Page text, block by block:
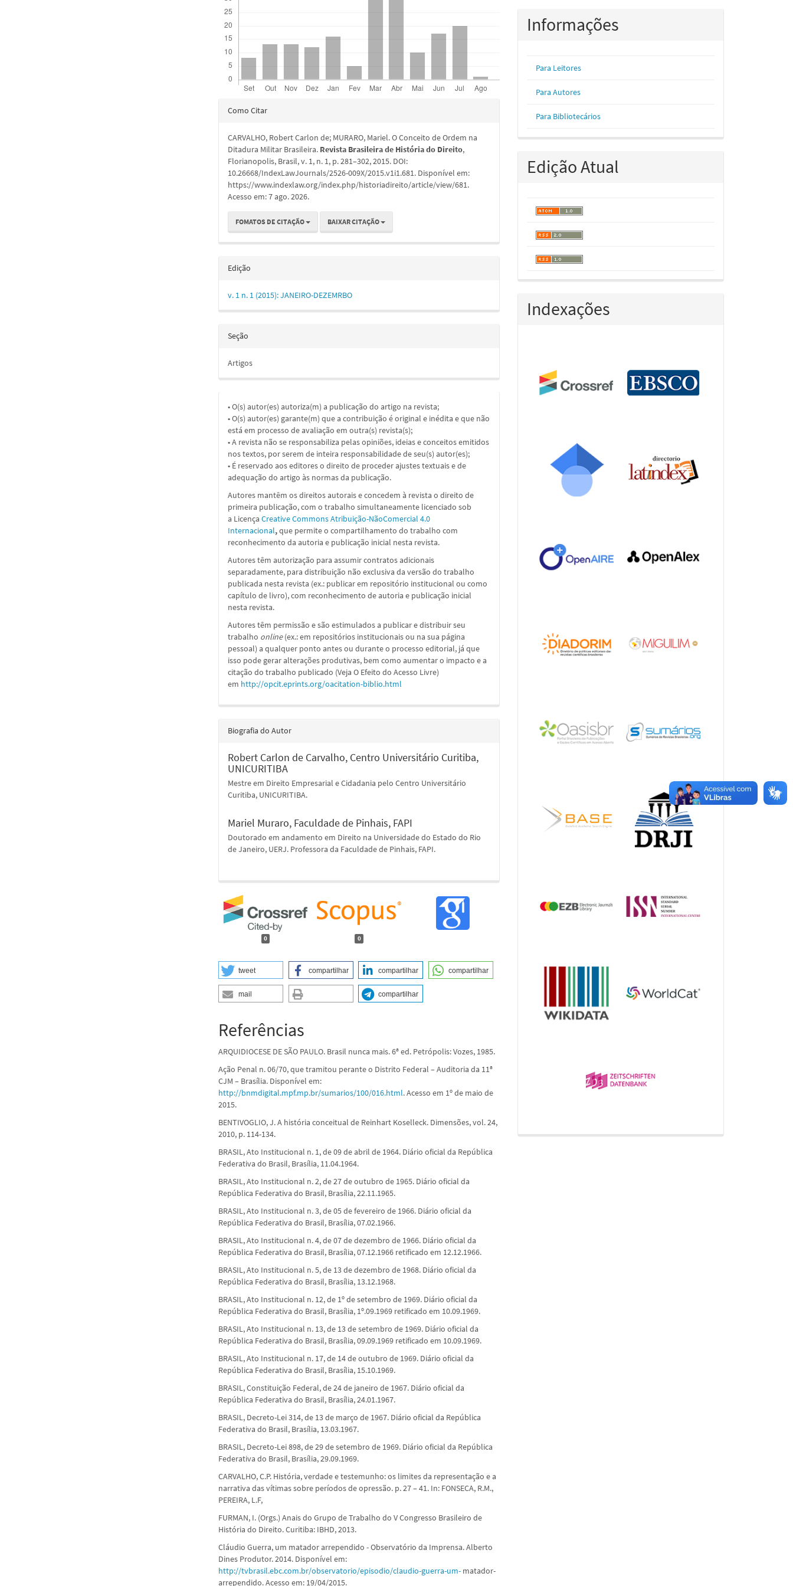
Detalhes
artigo
Como Citar
CARVALHO, Robert Carlon de; MURARO, Mariel. O Conceito de Ordem na
Ditadura Militar Brasileira. Revista Brasileira de História do Direito,
Florianopolis, Brasil, v. 1, n. 1, p. 281–302, 2015. DOI:
10.26668/IndexLawJournals/2526-009X/2015.v1i1.681. Disponível em:
https://www.indexlaw.org/index.php/historiadireito/article/view/681.
Acesso em: 7 ago. 2026.
FOMATOS DE CITAÇÃO BAIXAR CITAÇÃO
Edição
v. 1 n. 1 (2015): JANEIRO-DEZEMRBO
Seção
Artigos
• O(s) autor(es) autoriza(m) a publicação do artigo na revista;
• O(s) autor(es) garante(m) que a contribuição é original e inédita e que não
está em processo de avaliação em outra(s) revista(s);
• A revista não se responsabiliza pelas opiniões, ideias e conceitos emitidos
nos textos, por serem de inteira responsabilidade de seu(s) autor(es);
• É reservado aos editores o direito de proceder ajustes textuais e de
adequação do artigo às normas da publicação.
Autores mantêm os direitos autorais e concedem à revista o direito de
primeira publicação, com o trabalho simultaneamente licenciado sob
a LicençaCreative Commons Atribuição-NãoComercial 4.0
Internacional,que permite o compartilhamento do trabalho com
reconhecimento da autoria e publicação inicial nesta revista.
Autores têm autorização para assumir contratos adicionais
separadamente, para distribuição não exclusiva da versão do trabalho
publicada nesta revista (ex.: publicar em repositório institucional ou como
capítulo de livro), com reconhecimento de autoria e publicação inicial
nesta revista.
Autores têm permissão e são estimulados a publicar e distribuir seu
trabalho online(ex.: em repositórios institucionais ou na sua página
pessoal) a qualquer ponto antes ou durante o processo editorial, já que
isso pode gerar alterações produtivas, bem como aumentar o impacto e a
citação do trabalho publicado (Veja O Efeito do Acesso Livre)
em http://opcit.eprints.org/oacitation-biblio.html
Biografia do Autor
Robert Carlon de Carvalho, Centro Universitário Curitiba,
UNICURITIBA
Mestre em Direito Empresarial e Cidadania pelo Centro Universitário
Curitiba, UNICURITIBA.
Mariel Muraro, Faculdade de Pinhais, FAPI
Doutorado em andamento em Direito na Universidade do Estado do Rio
de Janeiro, UERJ. Professora da Faculdade de Pinhais, FAPI.
0 0
tweet compartilhar compartilhar compartilhar
mail compartilhar
Referências
ARQUIDIOCESE DE SÃO PAULO. Brasil nunca mais. 6ª ed. Petrópolis: Vozes, 1985.
Ação Penal n. 06/70, que tramitou perante o Distrito Federal – Auditoria da 11ª
CJM – Brasília. Disponível em:
http://bnmdigital.mpf.mp.br/sumarios/100/016.html. Acesso em 1º de maio de
2015.
BENTIVOGLIO, J. A história conceitual de Reinhart Koselleck. Dimensões, vol. 24,
2010, p. 114-134.
BRASIL, Ato Institucional n. 1, de 09 de abril de 1964. Diário oficial da República
Federativa do Brasil, Brasília, 11.04.1964.
BRASIL, Ato Institucional n. 2, de 27 de outubro de 1965. Diário oficial da
República Federativa do Brasil, Brasília, 22.11.1965.
BRASIL, Ato Institucional n. 3, de 05 de fevereiro de 1966. Diário oficial da
República Federativa do Brasil, Brasília, 07.02.1966.
BRASIL, Ato Institucional n. 4, de 07 de dezembro de 1966. Diário oficial da
República Federativa do Brasil, Brasília, 07.12.1966 retificado em 12.12.1966.
BRASIL, Ato Institucional n. 5, de 13 de dezembro de 1968. Diário oficial da
República Federativa do Brasil, Brasília, 13.12.1968.
BRASIL, Ato Institucional n. 12, de 1º de setembro de 1969. Diário oficial da
República Federativa do Brasil, Brasília, 1º.09.1969 retificado em 10.09.1969.
BRASIL, Ato Institucional n. 13, de 13 de setembro de 1969. Diário oficial da
República Federativa do Brasil, Brasília, 09.09.1969 retificado em 10.09.1969.
BRASIL, Ato Institucional n. 17, de 14 de outubro de 1969. Diário oficial da
República Federativa do Brasil, Brasília, 15.10.1969.
BRASIL, Constituição Federal, de 24 de janeiro de 1967. Diário oficial da
República Federativa do Brasil, Brasília, 24.01.1967.
BRASIL, Decreto-Lei 314, de 13 de março de 1967. Diário oficial da República
Federativa do Brasil, Brasília, 13.03.1967.
BRASIL, Decreto-Lei 898, de 29 de setembro de 1969. Diário oficial da República
Federativa do Brasil, Brasília, 29.09.1969.
CARVALHO, C.P. História, verdade e testemunho: os limites da representação e a
narrativa das vítimas sobre períodos de opressão. p. 27 – 41. In: FONSECA, R.M.,
PEREIRA, L.F,
FURMAN, I. (Orgs.) Anais do Grupo de Trabalho do V Congresso Brasileiro de
História do Direito. Curitiba: IBHD, 2013.
Cláudio Guerra, um matador arrependido - Observatório da Imprensa. Alberto
Dines Produtor. 2014. Disponível em:
http://tvbrasil.ebc.com.br/observatorio/episodio/claudio-guerra-um- matador-
arrependido. Acesso em: 19/04/2015.
Informações
Para Leitores
Para Autores
Para Bibliotecários
Edição Atual
Indexações